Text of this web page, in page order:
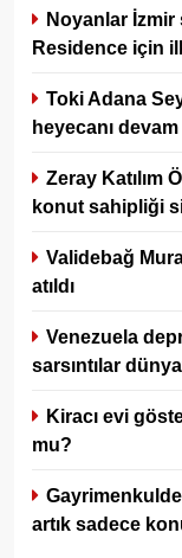
Noyanlar İzmir
Residence için
Toki Adana
heyecanı
Zeray Katılım
konut sahipliği
Validebağ
atıldı
Venezuela
sarsıntılar
Kiracı evi
mu?
artık sadece